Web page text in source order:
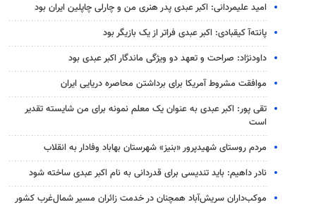
امید علیمردانی: اکبر عبدی پدر هنری من و چارلی چاپلین ایران بود
پانته‌آ کیقبادی: اکبر عبدی فراتر از یک بازیگر بود
داودنژاد: صراحت و تعهد دو ویژگی ماندگار اکبر عبدی بود
موافقت مشروط آمریکا برای برداشتن محاصره دریایی ایران
تقی پور: اکبر عبدی به عنوان یک معلم نمونه برای من شایسته تقدیر
است
مردم روستای شهیدپرور «بنیز» شهرستان بهاباد وفادار به انقلاب
نادر داهیم: باید تندیسی برای قدردانی به نام اکبر عبدی ساخته شود
موکب‌داران سریش‌آباد همچنان در خدمت زائران مسیر شمال‌غرب کشور